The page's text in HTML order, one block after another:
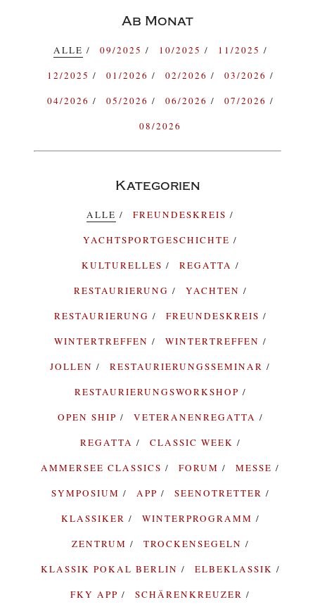
Ab Monat
ALLE 09/2025 10/2025
11/2025
12/2025
01/2026 02/2026
03/2026
04/2026
05/2026 06/2026
07/2026
08/2026
Kategorien
ALLE
FREUNDESKREIS
YACHTSPORTGESCHICHTE
KULTURELLES
REGATTA
RESTAURIERUNG
YACHTEN
RESTAURIERUNG
FREUNDESKREIS
WINTERTREFFEN
WINTERTREFFEN
JOLLEN
RESTAURIERUNGSSEMINAR
RESTAURIERUNGSWORKSHOP
OPEN SHIP
VETERANENREGATTA
REGATTA
CLASSIC WEEK
AMMERSEE CLASSICS
FORUM
MESSE
SYMPOSIUM
APP
SEENOTRETTER
KLASSIKER
WINTERPROGRAMM
ZENTRUM
TROCKENSEGELN
KLASSIK POKAL BERLIN
ELBEKLASSIK
FKY APP
SCHÄRENKREUZER